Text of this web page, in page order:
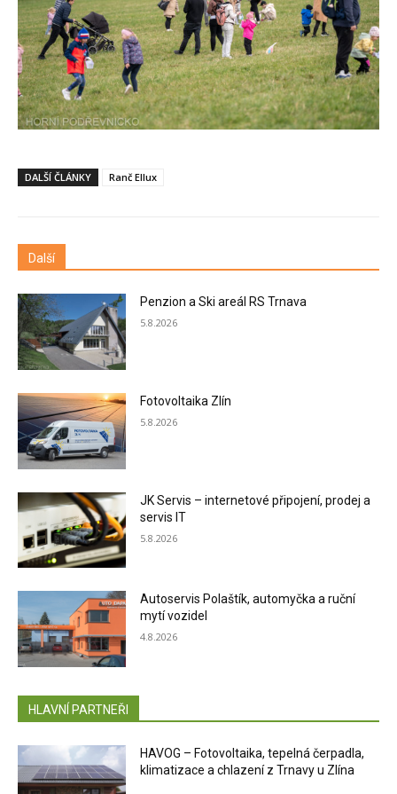
DALŠÍ ČLÁNKY Ranč Ellux
Další
Penzion a Ski areál RS Trnava
5.8.2026
Fotovoltaika Zlín
5.8.2026
JK Servis – internetové připojení, prodej a
servis IT
5.8.2026
Autoservis Polaštík, automyčka a ruční
mytí vozidel
4.8.2026
HLAVNÍ PARTNEŘI
HAVOG – Fotovoltaika, tepelná čerpadla,
klimatizace a chlazení z Trnavy u Zlína